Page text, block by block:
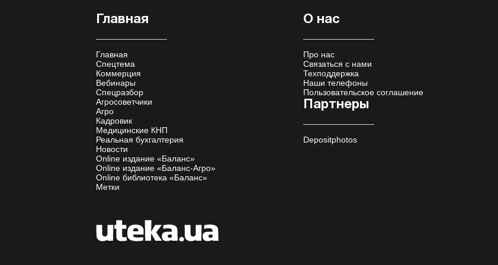
Главная
Главная
Спецтема
Коммерция
Вебинары
Спецразбор
Агросоветчики
Агро
Кадровик
Медицинские КНП
Реальная бухгалтерия
Новости
Online издание «Баланс»
Online издание «Баланс-Агро»
Online библиотека «Баланс»
Метки
О нас
Про нас
Связаться с нами
Техподдержка
Наши телефоны
Пользовательское соглашение
Партнеры
Depositphotos